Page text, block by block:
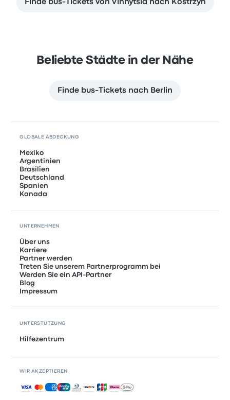
Finde bus-Tickets von Vinnytsia nach Kostrzyn
Beliebte Städte in der Nähe
Finde bus-Tickets nach Berlin
GLOBALE ABDECKUNG
Mexiko
Argentinien
Brasilien
Deutschland
Spanien
Kanada
UNTERNEHMEN
Über uns
Karriere
Partner werden
Treten Sie unserem Partnerprogramm bei
Werden Sie ein API-Partner
Blog
Impressum
UNTERSTÜTZUNG
Hilfezentrum
WIR AKZEPTIEREN
Akzeptierte Zahlungsmethoden